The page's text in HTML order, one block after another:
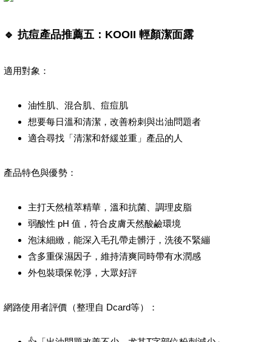
🔹 抗痘產品推薦五：KOOII 輕顏潔面露
適用對象：
油性肌、混合肌、痘痘肌
想要每日溫和清潔，改善粉刺與出油問題者
適合尋找「清潔和舒緩並重」產品的人
產品特色與優勢：
主打天然植萃精華，溫和抗菌、調理皮脂
弱酸性 pH 值，符合皮膚天然酸鹼環境
泡沫細緻，能深入毛孔帶走髒汙，洗後不緊繃
含多重保濕因子，維持清爽同時帶有水潤感
外包裝環保乾淨，大眾好評
網路使用者評價（整理自 Dcard等）：